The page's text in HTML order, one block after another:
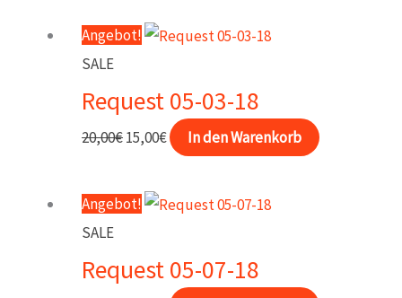
war:
20,00€
15,00€.
Angebot!
SALE
Request 05-03-18
20,00€Ursprünglicher
war:
20,00€
15,00€Aktueller
15,00€.
In den Warenkorb
Angebot!
SALE
Request 05-07-18